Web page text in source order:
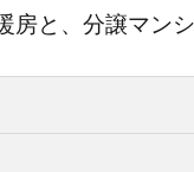
と、分譲マン